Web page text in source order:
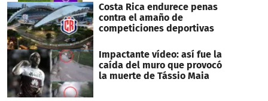
Costa Rica endurece penas
contra el amaño de
competiciones deportivas
Impactante vídeo: así fue la
caída del muro que provocó
la muerte de Tássio Maia